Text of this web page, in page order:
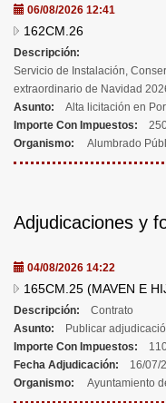
06/08/2026 12:41
162CM.26
Descripción:
Servicio de Instalación,
extraordinario de Navidad
Asunto:
Alta licitación en
Importe Con Impuestos:
Organismo:
Alumbrado
Adjudicaciones y
04/08/2026 14:22
165CM.25 (MAVEN E
Descripción:
Contrato
Asunto:
Publicar
Importe Con Impuestos:
Fecha Adjudicación:
16/07/
Organismo:
Ayuntamiento